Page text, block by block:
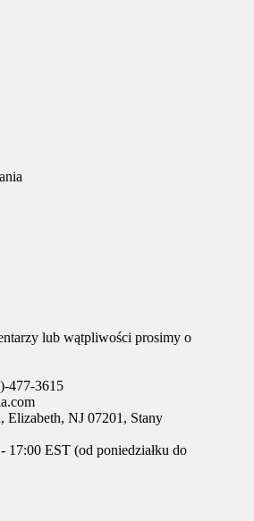
lub wątpliwości prosimy o
477-3615
Elizabeth, NJ 07201, Stany
17:00 EST (od poniedziałku do